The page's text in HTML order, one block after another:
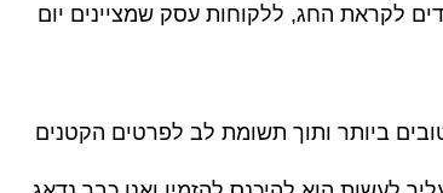
לקראת החג, ללקוחות עסק שמציינים יום
ביותר ותוך תשומת לב לפרטים הקטנים